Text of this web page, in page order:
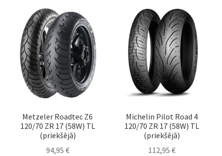
Metzeler Roadtec Z6
120/70 ZR 17 (58W) TL
(priekšējā)
94,95 €
Michelin Pilot Road 4
120/70 ZR 17 (58W) TL
(priekšējā)
112,95€